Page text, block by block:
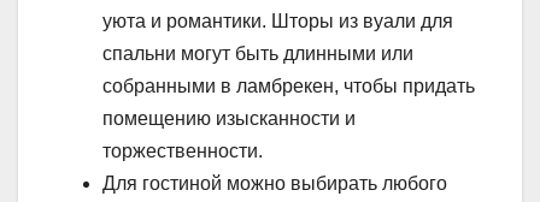
уюта и романтики. Шторы из вуали для
спальни могут быть длинными или
собранными в ламбрекен, чтобы придать
помещению изысканности и
торжественности.
Для гостиной можно выбирать любого